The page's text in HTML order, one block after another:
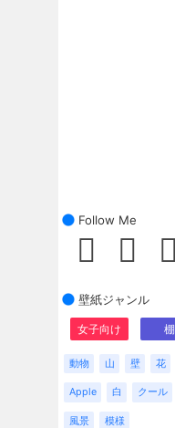
Follow Me
壁紙ジャンル
女子向け 棚
動物 山 壁 花
Apple 白 クール
風景 模様